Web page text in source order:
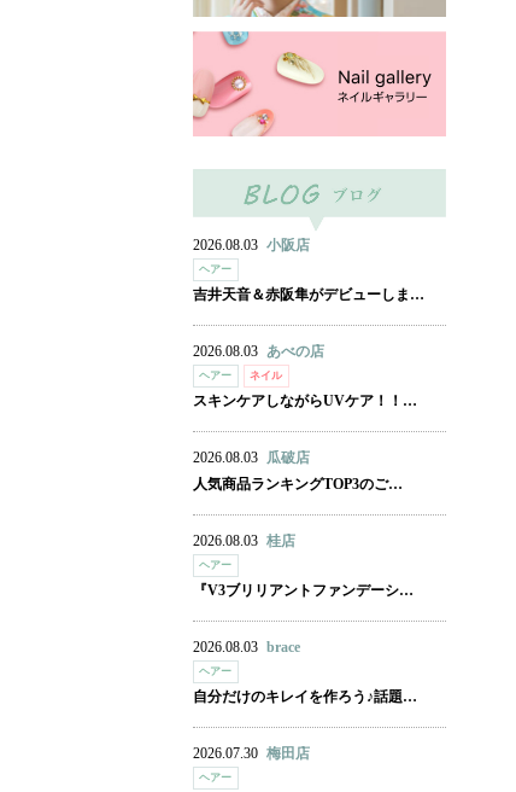
2026.08.03 小阪店
ヘアー
吉井天音＆赤阪隼がデビューしま…
2026.08.03 あべの店
ヘアー ネイル
スキンケアしながらUVケア！！…
2026.08.03
瓜破店
人気商品ランキングTOP3のご…
2026.08.03 桂店
ヘアー
『V3ブリリアントファンデーシ…
2026.08.03 brace
ヘアー
自分だけのキレイを作ろう♪話題…
2026.07.30 梅田店
ヘアー